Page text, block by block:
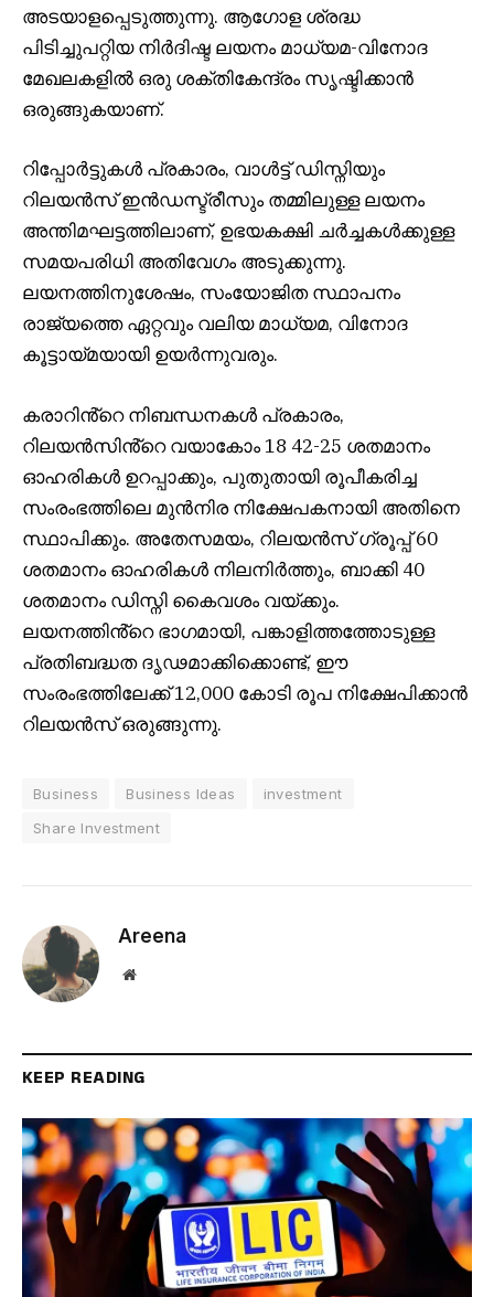
അടയാളപ്പെടുത്തുന്നു. ആഗോള ശ്രദ്ധ
പിടിച്ചുപറ്റിയ നിർദിഷ്ട ലയനം മാധ്യമ-വിനോദ
മേഖലകളിൽ ഒരു ശക്തികേന്ദ്രം സൃഷ്ടിക്കാൻ
ഒരുങ്ങുകയാണ്.
റിപ്പോർട്ടുകൾ പ്രകാരം, വാൾട്ട് ഡിസ്നിയും
റിലയൻസ് ഇൻഡസ്ട്രീസും തമ്മിലുള്ള ലയനം
അന്തിമഘട്ടത്തിലാണ്, ഉഭയകക്ഷി ചർച്ചകൾക്കുള്ള
സമയപരിധി അതിവേഗം അടുക്കുന്നു.
ലയനത്തിനുശേഷം, സംയോജിത സ്ഥാപനം
രാജ്യത്തെ ഏറ്റവും വലിയ മാധ്യമ, വിനോദ
കൂട്ടായ്മയായി ഉയർന്നുവരും.
കരാറിൻ്റെ നിബന്ധനകൾ പ്രകാരം,
റിലയൻസിൻ്റെ വയാകോം 18 42-25 ശതമാനം
ഓഹരികൾ ഉറപ്പാക്കും, പുതുതായി രൂപീകരിച്ച
സംരംഭത്തിലെ മുൻനിര നിക്ഷേപകനായി അതിനെ
സ്ഥാപിക്കും. അതേസമയം, റിലയൻസ് ഗ്രൂപ്പ് 60
ശതമാനം ഓഹരികൾ നിലനിർത്തും, ബാക്കി 40
ശതമാനം ഡിസ്നി കൈവശം വയ്ക്കും.
ലയനത്തിൻ്റെ ഭാഗമായി, പങ്കാളിത്തത്തോടുള്ള
പ്രതിബദ്ധത ദൃഢമാക്കിക്കൊണ്ട്, ഈ
സംരംഭത്തിലേക്ക് 12,000 കോടി രൂപ നിക്ഷേപിക്കാൻ
റിലയൻസ് ഒരുങ്ങുന്നു.
Business Business Ideas
investment
Share Investment
Areena
Website
KEEP READING